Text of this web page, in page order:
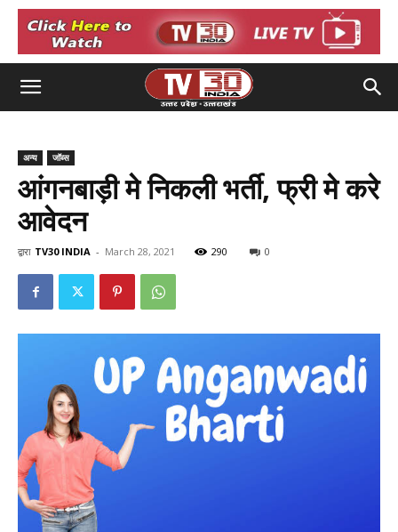
अन्य जॉब्स
आंगनबाड़ी मे निकली भर्ती, फ्री मे करे
आवेदन
द्वारा TV30 INDIA - March 28, 2021 290 0